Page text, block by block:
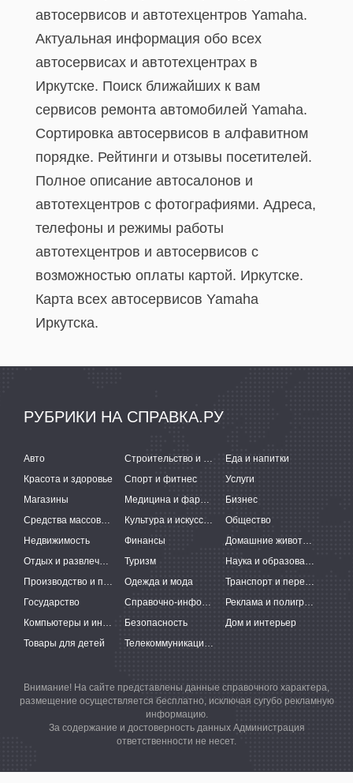
автосервисов и автотехцентров Yamaha.
Актуальная информация обо всех
автосервисах и автотехцентрах в
Иркутске. Поиск ближайших к вам
сервисов ремонта автомобилей Yamaha.
Сортировка автосервисов в алфавитном
порядке. Рейтинги и отзывы посетителей.
Полное описание автосалонов и
автотехцентров с фотографиями. Адреса,
телефоны и режимы работы
автотехцентров и автосервисов с
возможностью оплаты картой. Иркутске.
Карта всех автосервисов Yamaha
Иркутска.
РУБРИКИ НА СПРАВКА.РУ
Авто Строительство и ремонт
Еда и напитки
Красота и здоровье
Спорт и фитнес
Услуги
Магазины
Медицина и фармацевтика
Бизнес
Средства массовой информации
Культура и искусство
Общество
Недвижимость
Финансы
Домашние животные
Отдых и развлечения
Туризм
Наука и образование
Производство и поставки
Одежда и мода
Транспорт и перевозки
Государство
Справочно-информационные системы
Реклама и полиграфия
Компьютеры и интернет
Безопасность
Дом и интерьер
Товары для детей
Телекоммуникации и связь
Внимание! На сайте представлены данные справочного характера,
размещение осуществляется бесплатно, исключая сугубо рекламную
информацию.
За содержание и достоверность данных Администрация
ответственности не несет.